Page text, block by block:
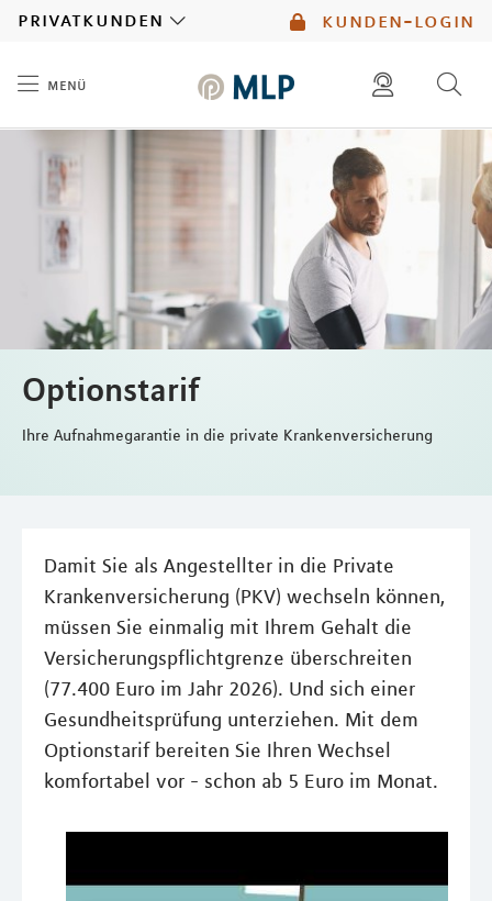
kunden-login
privatkunden
menü
diese website durchsuchen
mlp berater finden
Optionstarif
Ihre Aufnahmegarantie in die private Krankenversicherung
Damit Sie als Angestellter in die Private
Krankenversicherung (PKV) wechseln können,
müssen Sie einmalig mit Ihrem Gehalt die
Versicherungspflichtgrenze überschreiten
(77.400 Euro im Jahr 2026). Und sich einer
Gesundheitsprüfung unterziehen. Mit dem
Optionstarif bereiten Sie Ihren Wechsel
komfortabel vor - schon ab 5 Euro im Monat.